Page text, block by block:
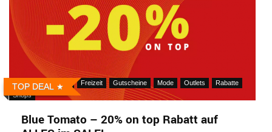
TOP DEAL
Aktionen Fitness Freizeit Gutscheine Mode Outlets
Rabatte
Shops
Blue Tomato – 20% on top Rabatt auf